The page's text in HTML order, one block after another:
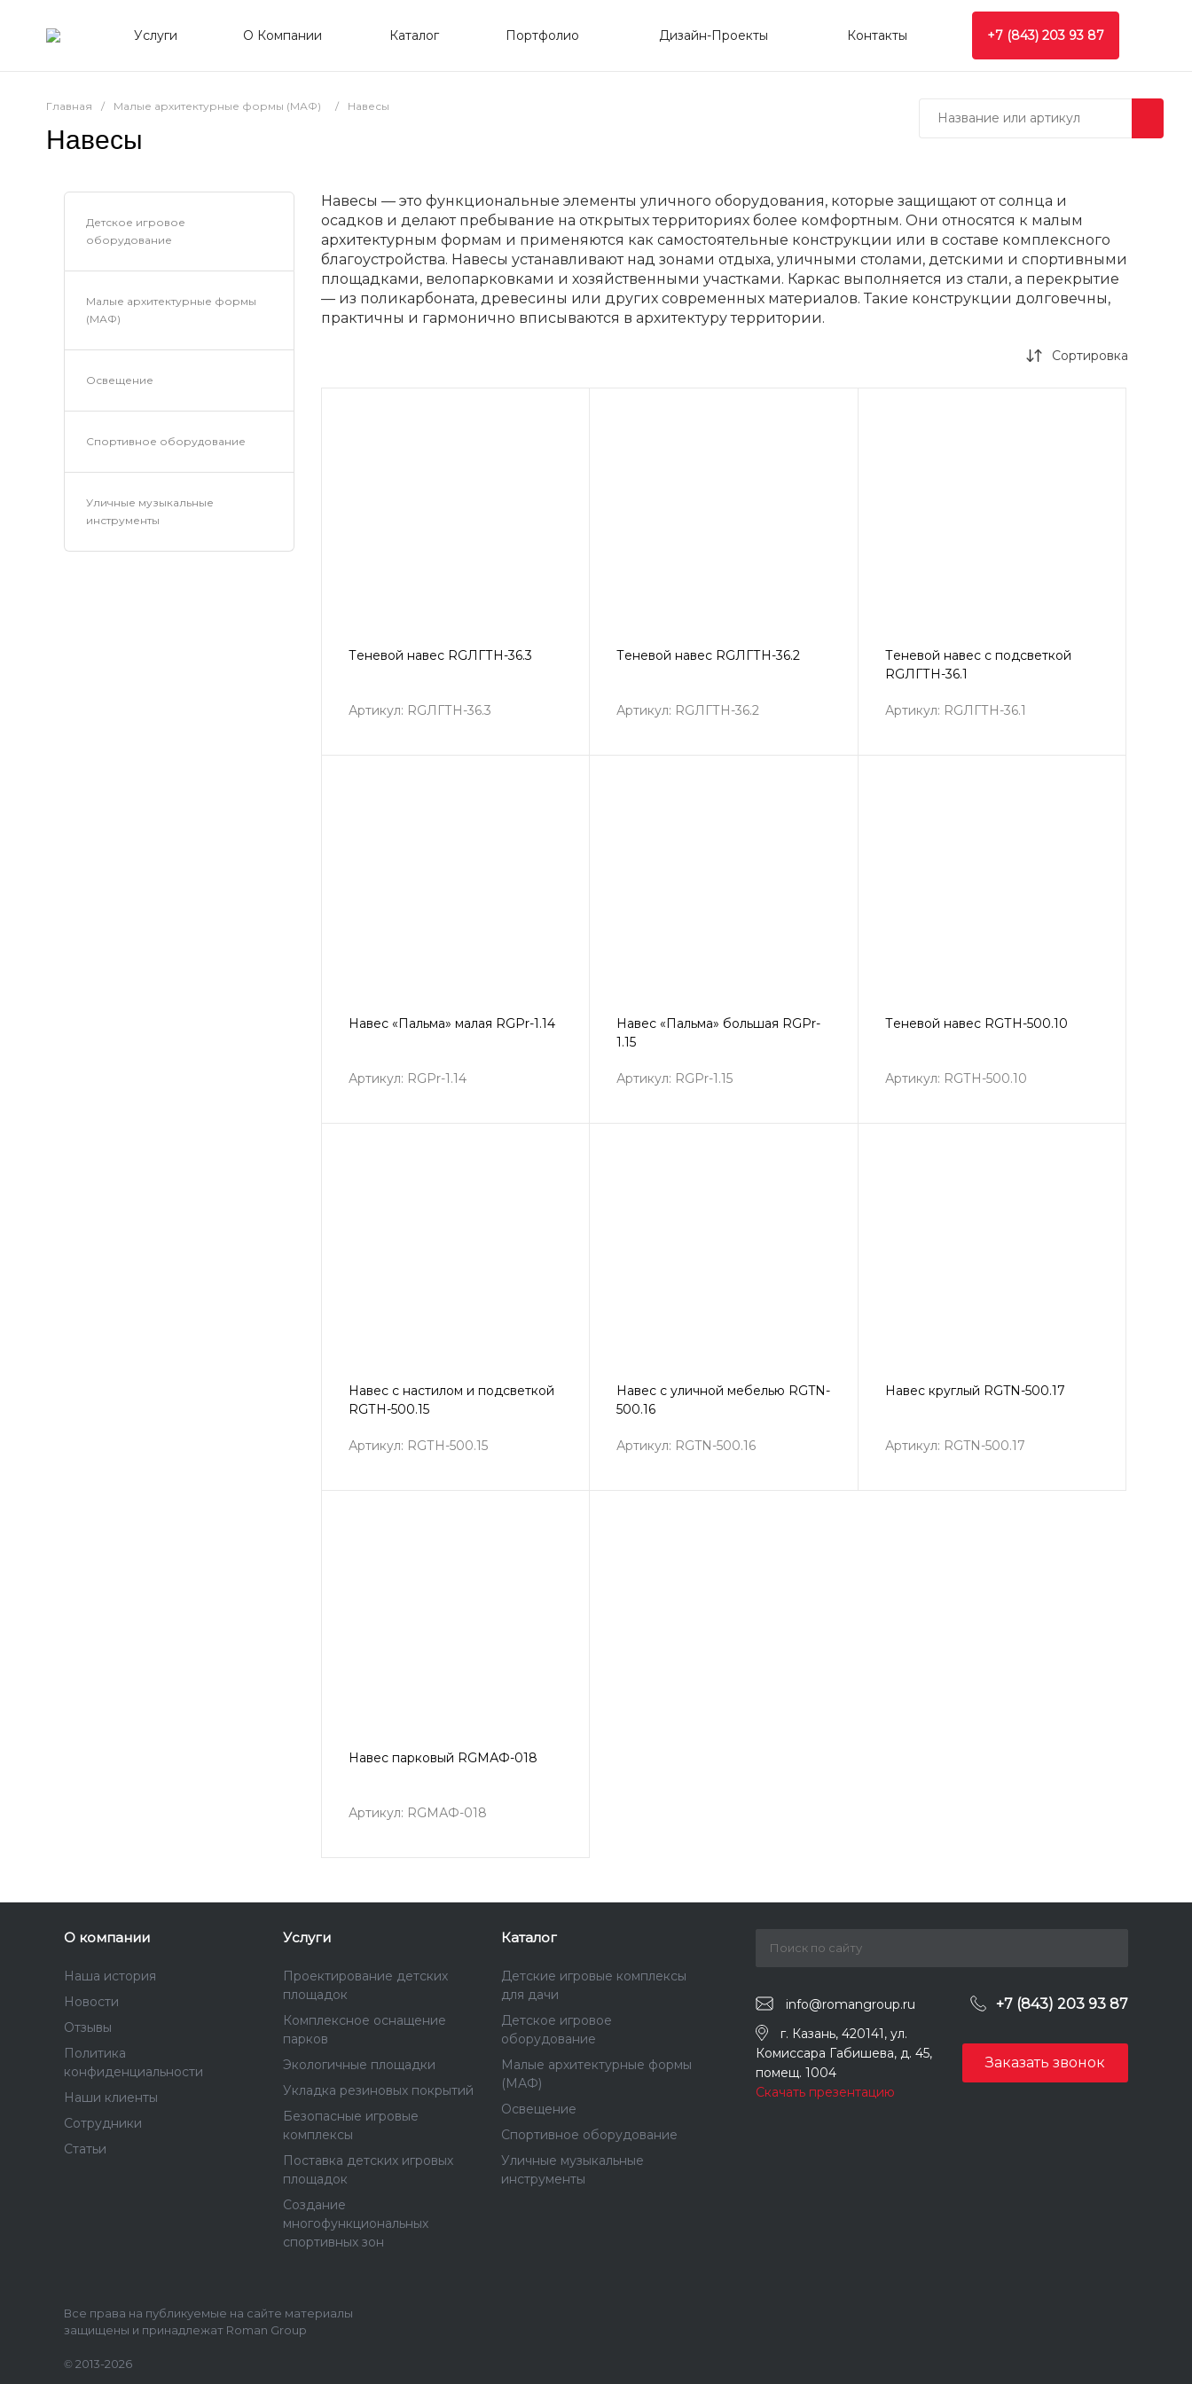
Услуги О Компании Каталог Портфолио Дизайн-Проекты Контакты +7 (843) 203 93 87
Главная / Малые архитектурные формы (МАФ) / Навесы
Навесы
Детское игровое
оборудование
Малые архитектурные формы
(МАФ)
Освещение
Спортивное оборудование
Уличные музыкальные
инструменты
Навесы — это функциональные элементы уличного оборудования, которые защищают от солнца и
осадков и делают пребывание на открытых территориях более комфортным. Они относятся к малым
архитектурным формам и применяются как самостоятельные конструкции или в составе комплексного
благоустройства. Навесы устанавливают над зонами отдыха, уличными столами, детскими и спортивными
площадками, велопарковками и хозяйственными участками. Каркас выполняется из стали, а перекрытие
— из поликарбоната, древесины или других современных материалов. Такие конструкции долговечны,
практичны и гармонично вписываются в архитектуру территории.
Сортировка
Теневой навес RGЛГТН-36.3
Артикул: RGЛГТН-36.3
Теневой навес RGЛГТН-36.2
Артикул: RGЛГТН-36.2
Теневой навес с подсветкой
RGЛГТН-36.1
Артикул: RGЛГТН-36.1
Навес «Пальма» малая RGPr-1.14
Артикул: RGPr-1.14
Навес «Пальма» большая RGPr-
1.15
Артикул: RGPr-1.15
Теневой навес RGТН-500.10
Артикул: RGТН-500.10
Навес с настилом и подсветкой
RGТН-500.15
Артикул: RGТН-500.15
Навес с уличной мебелью RGTN-
500.16
Артикул: RGTN-500.16
Навес круглый RGTN-500.17
Артикул: RGTN-500.17
Навес парковый RGМАФ-018
Артикул: RGМАФ-018
О компании
Наша история
Новости
Отзывы
Политика
конфиденциальности
Наши клиенты
Сотрудники
Статьи
Услуги
Проектирование детских
площадок
Комплексное оснащение
парков
Экологичные площадки
Укладка резиновых покрытий
Безопасные игровые
комплексы
Поставка детских игровых
площадок
Создание
многофункциональных
спортивных зон
Каталог
Детские игровые комплексы
для дачи
Детское игровое
оборудование
Малые архитектурные формы
(МАФ)
Освещение
Спортивное оборудование
Уличные музыкальные
инструменты
info@romangroup.ru +7 (843) 203 93 87
г. Казань, 420141, ул.
Комиссара Габишева, д. 45,
помещ. 1004
Скачать презентацию
Заказать звонок
Все права на публикуемые на сайте материалы
защищены и принадлежат Roman Group
© 2013-2026